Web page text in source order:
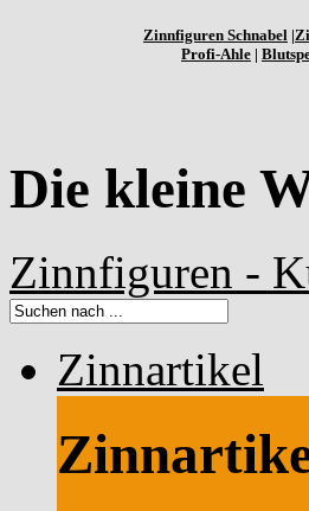
Zinnfiguren Schnabel |
Profi-Ahle |
Die kleine
Zinnfiguren -
Zinnartikel